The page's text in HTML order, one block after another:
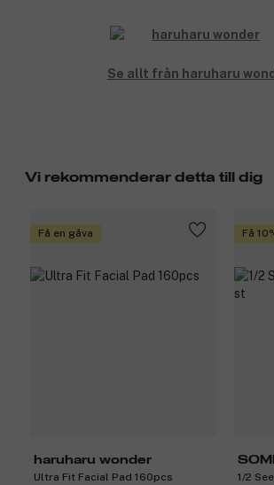
Se allt från haruharu
Vi rekommenderar detta till dig
Få en gåva
haruharu wonder
Ultra Fit Facial Pad 160pcs
Få
1/2